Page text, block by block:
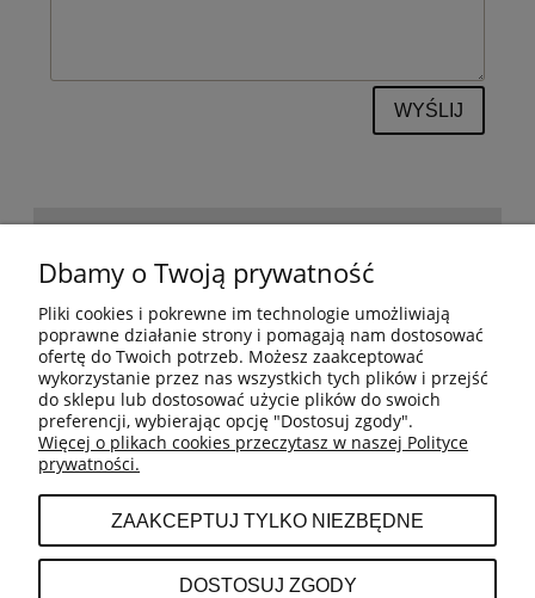
WYŚLIJ
BESTSELLERY
MOJE KONTO
INFORMACJE
Dbamy o Twoją prywatność
Pliki cookies i pokrewne im technologie umożliwiają
poprawne działanie strony i pomagają nam dostosować
ofertę do Twoich potrzeb. Możesz zaakceptować
wykorzystanie przez nas wszystkich tych plików i przejść
do sklepu lub dostosować użycie plików do swoich
preferencji, wybierając opcję "Dostosuj zgody".
Więcej o plikach cookies przeczytasz w naszej Polityce
prywatności.
ZAAKCEPTUJ TYLKO NIEZBĘDNE
DOSTOSUJ ZGODY